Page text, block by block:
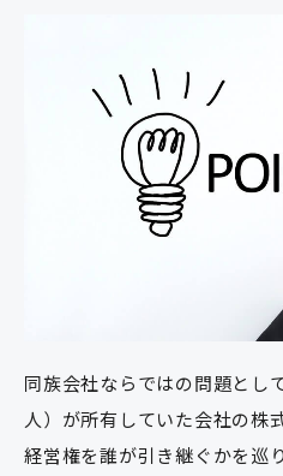
同族会社ならではの問題とし
人）が所有していた会社の株
経営権を誰が引き継ぐかを巡